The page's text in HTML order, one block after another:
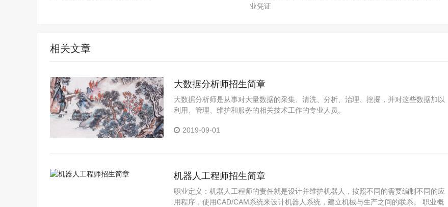
业凭证
相关文章
大数据分析师招生简章
大数据分析师是从事对大量数据的采集、清洗、分析、治理、挖掘，并对这些数据加以
利用、管理、维护和服务的相关技术工作的专业人员。
2019-09-01
机器人工程师招生简章
职业定义：机器人工程师的责任就是设计并维护机器人，按照不同的需要编制不同的应
用程序，使用CAD/CAM系统来设计机器人系统，建立机械与生产之间的联系。 职业概